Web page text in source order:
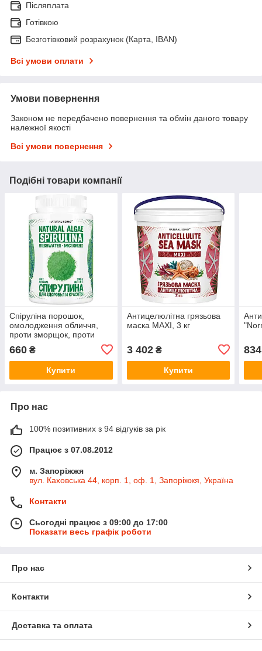
Післяплата
Готівкою
Безготівковий розрахунок (Карта, IBAN)
Всі умови оплати
Умови повернення
Законом не передбачено повернення та обмін даного товару
належної якості
Всі умови повернення
Подібні товари компанії
Спіруліна порошок,
омолодження обличчя,
проти зморщок, проти
660 ₴
Купити
Антицелюлітна грязьова
маска MAXI, 3 кг
3 402₴
Купити
834
Про нас
100% позитивних з 94 відгуків за рік
Працює з 07.08.2012
м. Запоріжжя
вул. Каховська 44, корп. 1, оф. 1, Запоріжжя, Україна
Контакти
Сьогодні працює з 09:00 до 17:00
Показати весь графік роботи
Про нас
Контакти
Доставка та оплата